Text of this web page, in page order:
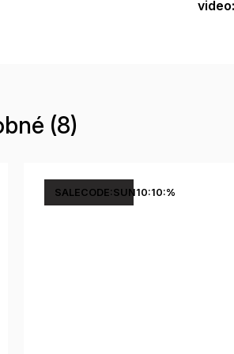
video:
(8)
SALECODE:SUN10:10:%